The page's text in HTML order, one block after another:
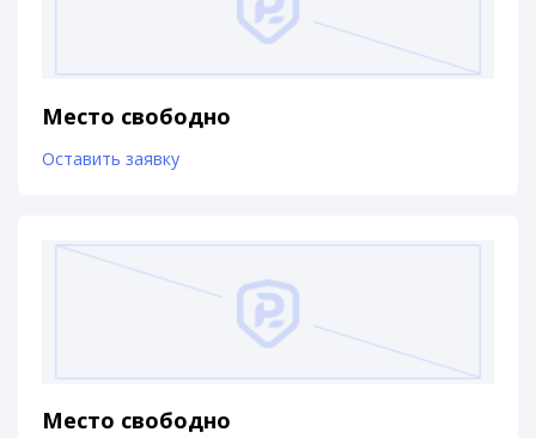
Место свободно
Оставить заявку
Место свободно